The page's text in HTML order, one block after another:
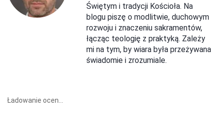
Świętym i tradycji Kościoła. Na
blogu piszę o modlitwie, duchowym
rozwoju i znaczeniu sakramentów,
łącząc teologię z praktyką. Zależy
mi na tym, by wiara była przeżywana
świadomie i zrozumiale.
Ładowanie ocen...